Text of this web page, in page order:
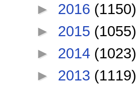
► 2016 (1150)
► 2015 (1055)
► 2014 (1023)
► 2013 (1119)